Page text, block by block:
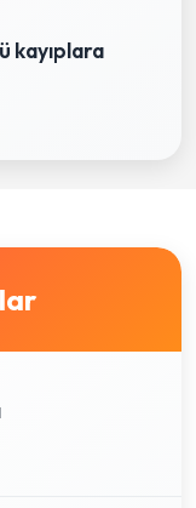
kayıplara